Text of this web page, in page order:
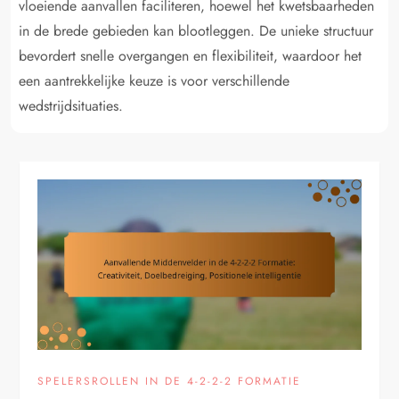
vloeiende aanvallen faciliteren, hoewel het kwetsbaarheden
in de brede gebieden kan blootleggen. De unieke structuur
bevordert snelle overgangen en flexibiliteit, waardoor het
een aantrekkelijke keuze is voor verschillende
wedstrijdsituaties.
SPELERSROLLEN IN DE 4-2-2-2 FORMATIE